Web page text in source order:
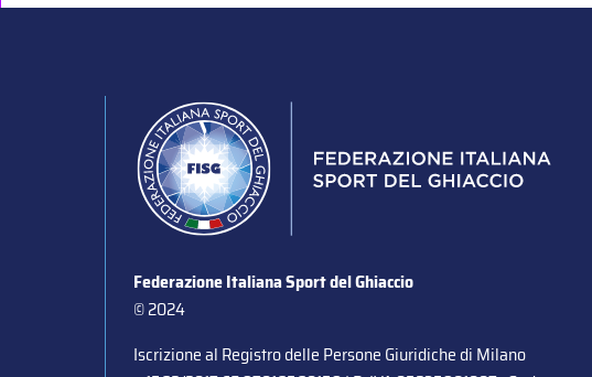
Federazione Italiana Sport del Ghiaccio
© 2024
Iscrizione al Registro delle Persone Giuridiche di Milano